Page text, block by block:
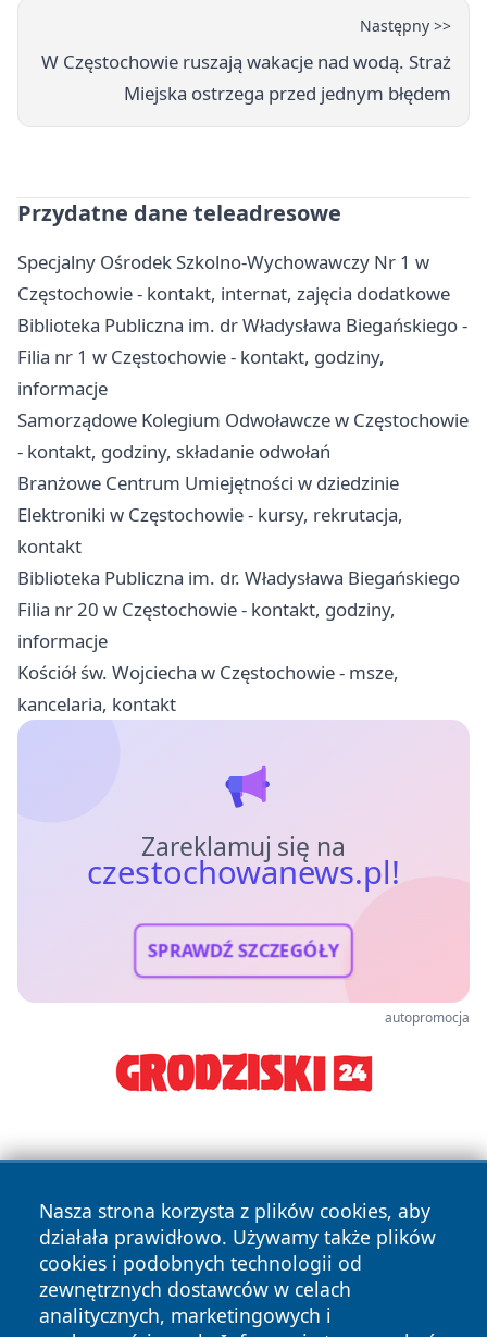
Następny >>
W Częstochowie ruszają wakacje nad wodą. Straż
Miejska ostrzega przed jednym błędem
Przydatne dane teleadresowe
Specjalny Ośrodek Szkolno-Wychowawczy Nr 1 w
Częstochowie - kontakt, internat, zajęcia dodatkowe
Biblioteka Publiczna im. dr Władysława Biegańskiego -
Filia nr 1 w Częstochowie - kontakt, godziny,
informacje
Samorządowe Kolegium Odwoławcze w Częstochowie
- kontakt, godziny, składanie odwołań
Branżowe Centrum Umiejętności w dziedzinie
Elektroniki w Częstochowie - kursy, rekrutacja,
kontakt
Biblioteka Publiczna im. dr. Władysława Biegańskiego
Filia nr 20 w Częstochowie - kontakt, godziny,
informacje
Kościół św. Wojciecha w Częstochowie - msze,
kancelaria, kontakt
Zareklamuj się na
czestochowanews.pl!
SPRAWDŹ SZCZEGÓŁY
autopromocja
Nasza strona korzysta z plików cookies, aby
działała prawidłowo. Używamy także plików
cookies i podobnych technologii od
zewnętrznych dostawców w celach
analitycznych, marketingowych i
Copyright © 2026 czestochowanews.pl Wszystkie prawa
zastrzeżone.